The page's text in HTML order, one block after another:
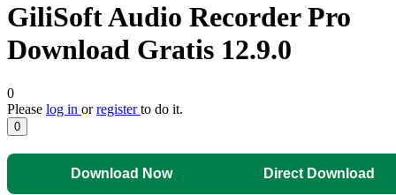
GiliSoft Audio Recorder Pro
Download Gratis 12.9.0
0
Please log in orregisterto do it.
0
Download Now Direct Download